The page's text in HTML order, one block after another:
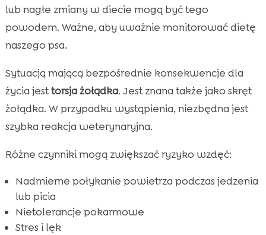
lub nagłe zmiany w diecie mogą być tego
powodem. Ważne, aby uważnie monitorować dietę
naszego psa.
Sytuacją mającą bezpośrednie konsekwencje dla
życia jesttorsja żołądka. Jest znana także jako skręt
żołądka. W przypadku wystąpienia, niezbędna jest
szybka reakcja weterynaryjna.
Różne czynniki mogą zwiększać ryzyko wzdęć:
Nadmierne połykanie powietrza podczas jedzenia
lub picia
Nietolerancje pokarmowe
Stres i lęk